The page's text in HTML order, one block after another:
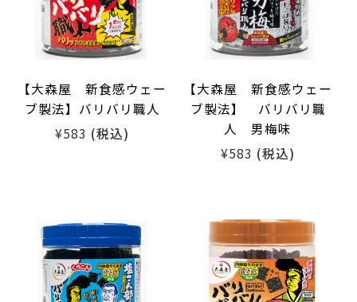
【大森屋 新食感ウェー
ブ製法】バリバリ職人
¥583 (税込)
【大森屋 新食感ウェー
ブ製法】 バリバリ職
人 男梅味
¥583 (税込)